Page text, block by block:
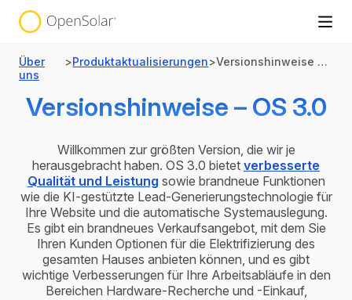
Über
uns
>Produktaktualisierungen> Versionshinweise – OS 3.0
Versionshinweise – OS 3.0
Willkommen zur größten Version, die wir je
herausgebracht haben. OS 3.0 bietet verbesserte
Qualität und Leistung sowie brandneue Funktionen
wie die KI-gestützte Lead-Generierungstechnologie für
Ihre Website und die automatische Systemauslegung.
Es gibt ein brandneues Verkaufsangebot, mit dem Sie
Ihren Kunden Optionen für die Elektrifizierung des
gesamten Hauses anbieten können, und es gibt
wichtige Verbesserungen für Ihre Arbeitsabläufe in den
Bereichen Hardware-Recherche und -Einkauf,